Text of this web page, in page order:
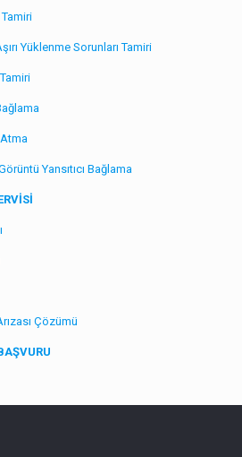
Yüklenme Sorunları Tamiri
Yansıtıcı Bağlama
Çözümü